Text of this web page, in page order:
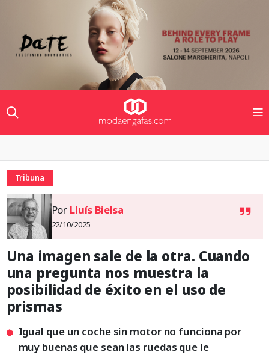
Tribuna
Por Lluís Bielsa
22/10/2025
Una imagen sale de la otra. Cuando
una pregunta nos muestra la
posibilidad de éxito en el uso de
prismas
Igual que un coche sin motor no funciona por
muy buenas que sean las ruedas que le